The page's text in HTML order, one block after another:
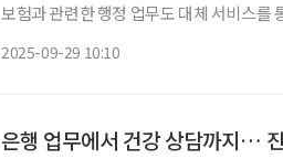
보험과 관련한 행정 업무도 대체 서비스를 통해 이용해야 한다.
2025-09-29 10:10
은행 업무에서 건강 상담까지…